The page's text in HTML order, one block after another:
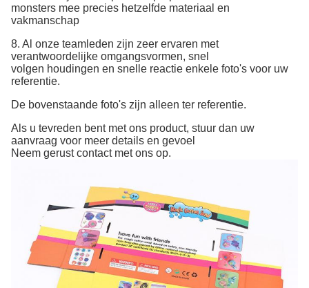
monsters mee precies hetzelfde materiaal en
vakmanschap
8. Al onze teamleden zijn zeer ervaren met
verantwoordelijke omgangsvormen, snel
volgen houdingen en snelle reactie enkele foto's voor uw
referentie.
De bovenstaande foto's zijn alleen ter referentie.
Als u tevreden bent met ons product, stuur dan uw
aanvraag voor meer details en gevoel
Neem gerust contact met ons op.